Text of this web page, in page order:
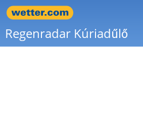
Regenradar Kúriadűlő